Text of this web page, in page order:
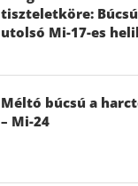
tiszteletköre:
utolsó Mi-17-es
Méltó búcsú a
– Mi-24